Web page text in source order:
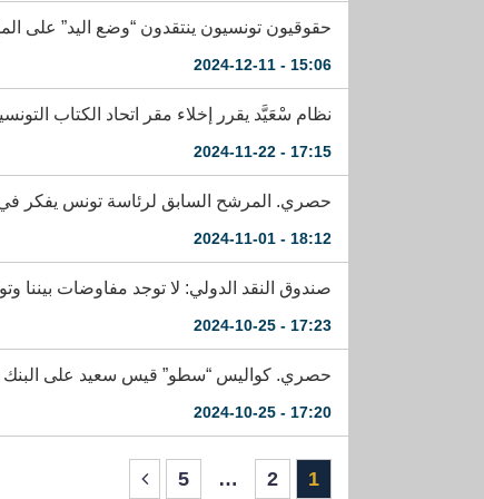
حقوقيون تونسيون ينتقدون “وضع اليد” على
15:06 - 2024-12-11
نظام سْعَيَّد يقرر إخلاء مقر اتحاد الكتاب
17:15 - 2024-11-22
حصري. المرشح السابق لرئاسة تونس يفكر في
18:12 - 2024-11-01
صندوق النقد الدولي: لا توجد مفاوضات بيننا
17:23 - 2024-10-25
حصري. كواليس “سطو” قيس سعيد على البنك
17:20 - 2024-10-25
1
2
…
5